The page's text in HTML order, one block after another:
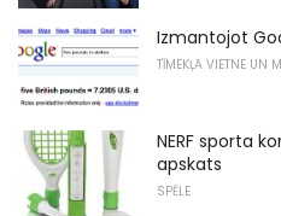
Izmantojot
TĪMEKĻA VIETNE UN
NERF sporta
apskats
SPĒLE